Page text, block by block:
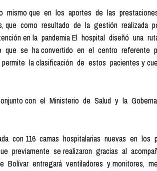
que en los aportes de las
como resultado de la gestión realizada
en la pandemia El hospital diseñó una
que se ha convertido en el centro referente
la clasificación de estos pacientes y
con el Ministerio de Salud y la
con 116 camas hospitalarias nuevas en
previamente se realizaron gracias al
Bolívar entregará ventiladores y monitores,